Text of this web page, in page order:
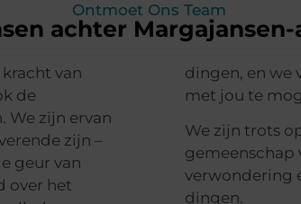
Ontmoet Ons Team
achter
van
de
We zijn ervan
zijn –
geur van
over het
inspiratie
met jou te
We zijn trots
gemeenschap
verwondering
dingen.